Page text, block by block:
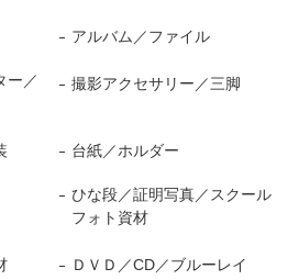
アルバム／ファイル
ー／
撮影アクセサリー／三脚
台紙／ホルダー
ひな段／証明写真／スクール
フォト資材
ＤＶＤ／CD／ブルーレイ